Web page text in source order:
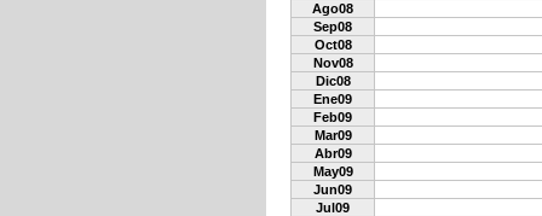
Ago08
Sep08
Oct08
Nov08
Dic08
Ene09
Feb09
Mar09
Abr09
May09
Jun09
Jul09